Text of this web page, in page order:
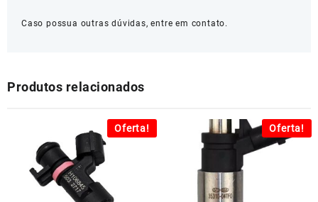
Caso possua outras dúvidas, entre em contato.
Produtos relacionados
Oferta! Oferta!